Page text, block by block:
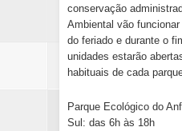
conservação
Ambiental vão
do feriado e durante o
unidades estarão
habituais de cada
Parque Ecológico do
Sul: das 6h às 18h